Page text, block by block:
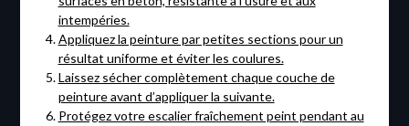
intempéries.
Appliquez la peinture par petites sections pour un
résultat uniforme et éviter les coulures.
Laissez sécher complètement chaque couche de
peinture avant d’appliquer la suivante.
Protégez votre escalier fraîchement peint pendant au